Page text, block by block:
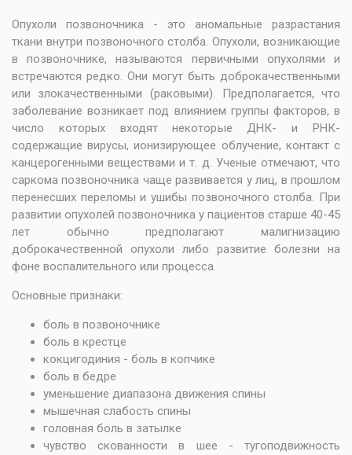
Опухоли позвоночника - это аномальные разрастания
ткани внутри позвоночного столба. Опухоли, возникающие
в позвоночнике, называются первичными опухолями и
встречаются редко. Они могут быть доброкачественными
или злокачественными (раковыми). Предполагается, что
заболевание возникает под влиянием группы факторов, в
число которых входят некоторые ДНК- и РНК-
содержащие вирусы, ионизирующее облучение, контакт с
канцерогенными веществами и т. д. Ученые отмечают, что
саркома позвоночника чаще развивается у лиц, в прошлом
перенесших переломы и ушибы позвоночного столба. При
развитии опухолей позвоночника у пациентов старше 40-45
лет обычно предполагают малигнизацию
доброкачественной опухоли либо развитие болезни на
фоне воспалительного или процесса.
Основные признаки:
боль в позвоночнике
боль в крестце
кокцигодиния - боль в копчике
боль в бедре
уменьшение диапазона движения спины
мышечная слабость спины
головная боль в затылке
чувство скованности в шее - тугоподвижность